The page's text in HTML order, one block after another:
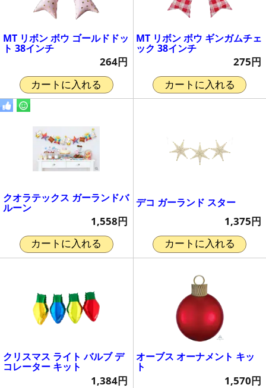
MT リボン ボウ ゴールドドッ
ト 38インチ
264円
カートに入れる
MT リボン ボウ ギンガムチェ
ック 38インチ
275円
カートに入れる
クオラテックス ガーランドバ
ルーン
1,558円
カートに入れる
デコ ガーランド スター
1,375円
カートに入れる
クリスマス ライト バルブ デ
コレーター キット
1,384円
オーブス オーナメント キッ
ト
1,570円